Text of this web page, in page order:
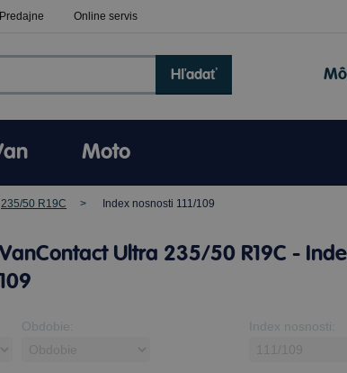
Predajne Online servis
Hľadať
Moto
235/50 R19C Index nosnosti 111/109
Ultra 235/50 R19C -
Obdobie: Index nosnosti: